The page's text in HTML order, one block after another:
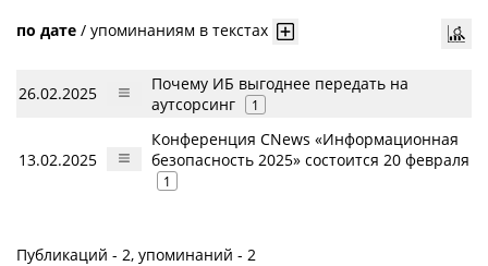
по дате / упоминаниям в текстах
26.02.2025
Почему ИБ выгоднее передать на
аутсорсинг
1
13.02.2025
Конференция CNews «Информационная
безопасность 2025» состоится 20 февраля
1
Публикаций - 2, упоминаний - 2